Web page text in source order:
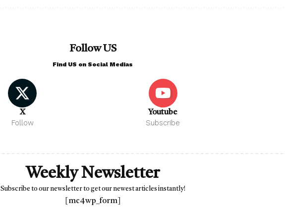
Follow US
Find US on Social Medias
X
Follow
Youtube
Subscribe
Weekly Newsletter
Subscribe to our newsletter to get our newest articles instantly!
[mc4wp_form]